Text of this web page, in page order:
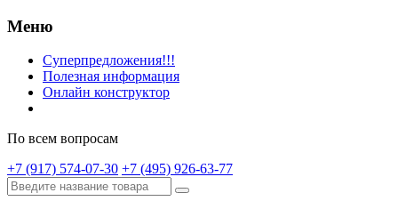
Меню
Суперпредложения!!!
Полезная информация
Онлайн конструктор
По всем вопросам
+7 (917) 574-07-30 +7 (495) 926-63-77